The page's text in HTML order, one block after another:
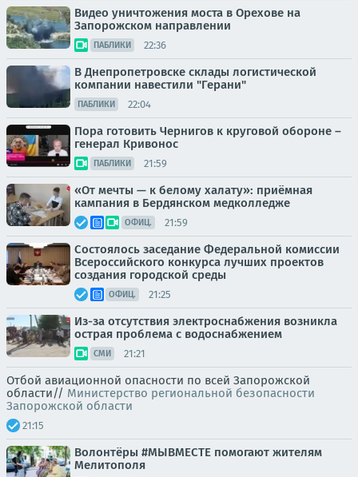
Видео уничтожения моста в Орехове на
Запорожском направлении
ПАБЛИКИ 22:36
В Днепропетровске склады логистической
компании навестили "Герани"
ПАБЛИКИ 22:04
Пора готовить Чернигов к круговой обороне –
генерал Кривонос
ПАБЛИКИ 21:59
«От мечты — к белому халату»: приёмная
кампания в Бердянском медколледже
ОФИЦ. 21:59
Состоялось заседание Федеральной комиссии
Всероссийского конкурса лучших проектов
создания городской среды
ОФИЦ. 21:25
Из-за отсутствия электроснабжения возникла
острая проблема с водоснабжением
СМИ 21:21
Отбой авиационной опасности по всей Запорожской
области// Министерство региональной безопасности
Запорожской области
21:15
Волонтёры #МЫВМЕСТЕ помогают жителям
Мелитополя